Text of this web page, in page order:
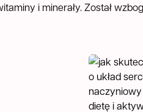
i minerały. Został
tkanki i poprawiają ich
Jak